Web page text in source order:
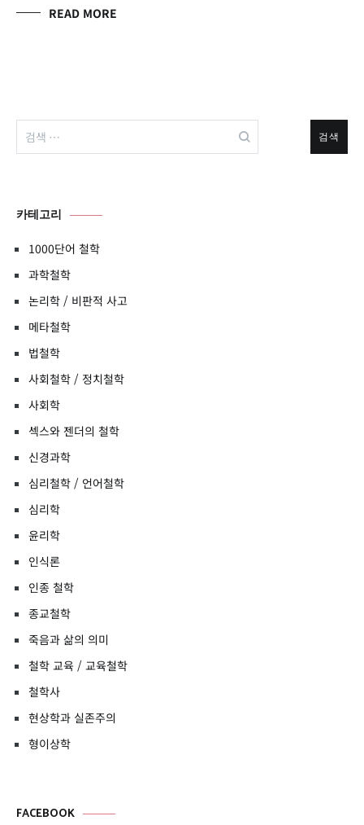
READ MORE
검
색:
카테고리
1000단어 철학
과학철학
논리학 / 비판적 사고
메타철학
법철학
사회철학 / 정치철학
사회학
섹스와 젠더의 철학
신경과학
심리철학 / 언어철학
심리학
윤리학
인식론
인종 철학
종교철학
죽음과 삶의 의미
철학 교육 / 교육철학
철학사
현상학과 실존주의
형이상학
FACEBOOK